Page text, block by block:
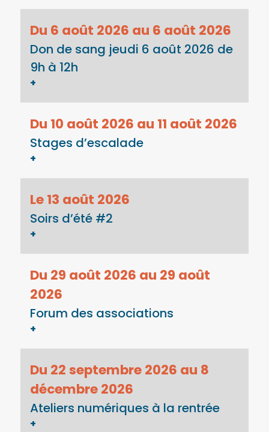
Du 6 août 2026 au 6 août 2026
Don de sang jeudi 6 août 2026 de
9h à 12h
+
Du 10 août 2026 au 11 août 2026
Stages d’escalade
+
Le 13 août 2026
Soirs d’été #2
+
Du 29 août 2026 au 29 août
2026
Forum des associations
+
Du 22 septembre 2026 au 8
décembre 2026
Ateliers numériques à la rentrée
+